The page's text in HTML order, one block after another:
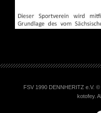
FSV 1990 DENNHERITZ e.V.
kotofey.